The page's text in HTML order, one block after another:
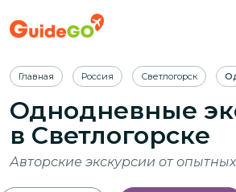
Главная Россия Светлогорск
Однодневные
в Светлогорске
Авторские экскурсии от